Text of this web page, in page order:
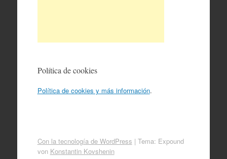
Política de cookies
Política de cookies y más información.
Con la tecnología de WordPress | Tema: Expound
von Konstantin Kovshenin